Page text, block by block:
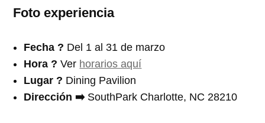
Foto experiencia
Fecha ?️ Del 1 al 31 de marzo
Hora ?Ver horarios aquí
Lugar ? Dining Pavilion
Dirección ➡️SouthPark Charlotte, NC 28210